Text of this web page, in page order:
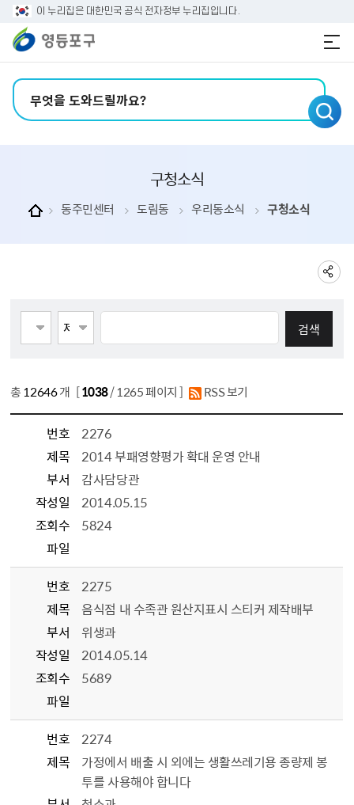
본문 바로가기
주메뉴 바로가기
이 누리집은 대한민국 공식 전자정부 누리집입니다.
구청소식
동주민센터 도림동 우리동소식 구청소식
총12646개 [1038/ 1265 페이지 ] RSS 보기
번호
2276
제목
2014 부패영향평가 확대 운영 안내
부서
감사담당관
작성일
2014.05.15
조회수
5824
파일
번호
2275
제목
음식점 내 수족관 원산지표시 스티커 제작배부
부서
위생과
작성일
2014.05.14
조회수
5689
파일
번호
2274
제목
가정에서 배출 시 외에는 생활쓰레기용 종량제 봉
투를 사용해야 합니다